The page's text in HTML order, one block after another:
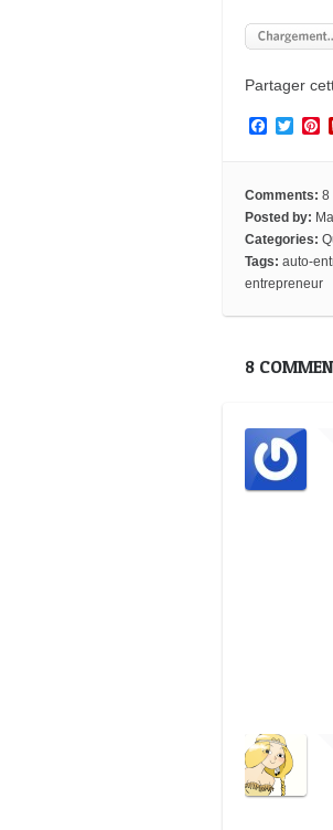
Partager
F
b
o
k
T
t
e
r
P
e
r
e
s
t
Comments: 8
Posted by:
Categories:
Tags: auto-
entrepreneur
8